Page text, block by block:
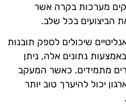
מערכות בקרה אשר
הביצועים בכל שלב.
שיכולים לספק תובנות
נתונים אלה, ניתן
מתמידים. כאשר המעקב
יכול להיערך טוב יותר